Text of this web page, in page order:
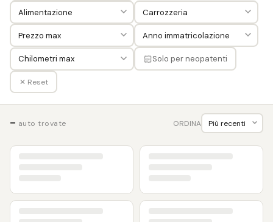
🏻Solo per neopatenti
✕ Reset
— auto trovate ORDINA